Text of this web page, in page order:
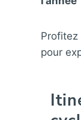
Profitez
pour